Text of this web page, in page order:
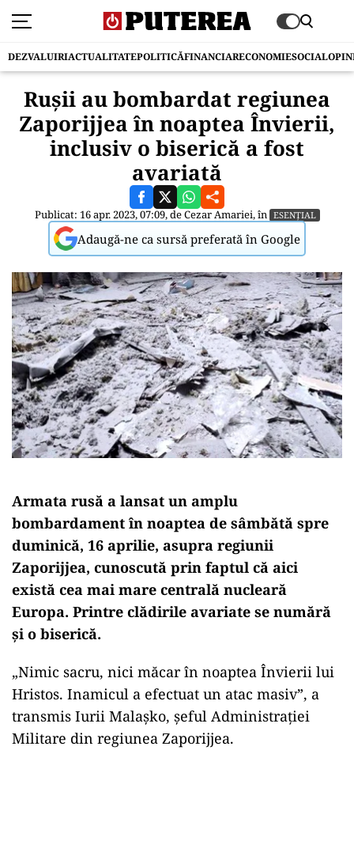
DEZVALUIRIACTUALITATEPOLITICĂFINANCIARECONOMIESOCIAL
Rușii au bombardat regiunea
Zaporijjea în noaptea Învierii,
inclusiv o biserică a fost
avariată
Publicat: 16 apr. 2023, 07:09, deCezar Amariei, în ESENȚIAL
Adaugă-ne ca sursă preferată în Google
Armata rusă a lansat un amplu
bombardament în noaptea de sâmbătă spre
duminică, 16 aprilie, asupra regiunii
Zaporijjea, cunoscută prin faptul că aici
există cea mai mare centrală nucleară
Europa. Printre clădirile avariate se numără
și o biserică.
„Nimic sacru, nici măcar în noaptea Învierii lui
Hristos. Inamicul a efectuat un atac masiv”, a
transmis Iurii Malașko, șeful Administrației
Militare din regiunea Zaporijjea.